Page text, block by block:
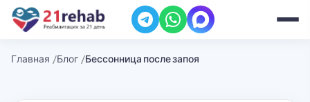
Главная Блог Бессонница после запоя